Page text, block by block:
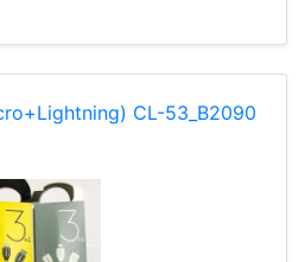
CL-53_B2090